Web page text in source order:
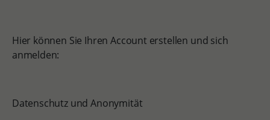
Hier können Sie Ihren Account erstellen und sich
anmelden:
Datenschutz und Anonymität